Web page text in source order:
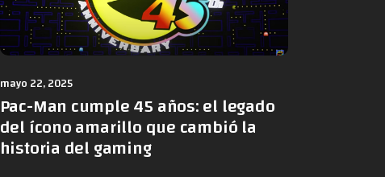
mayo 22, 2025
Pac-Man cumple 45 años: el legado
del ícono amarillo que cambió la
historia del gaming